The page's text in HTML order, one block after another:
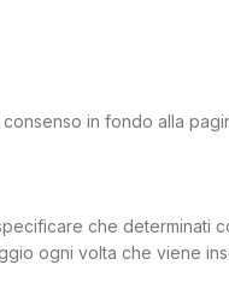
in fondo alla
che determinati
ogni volta che viene